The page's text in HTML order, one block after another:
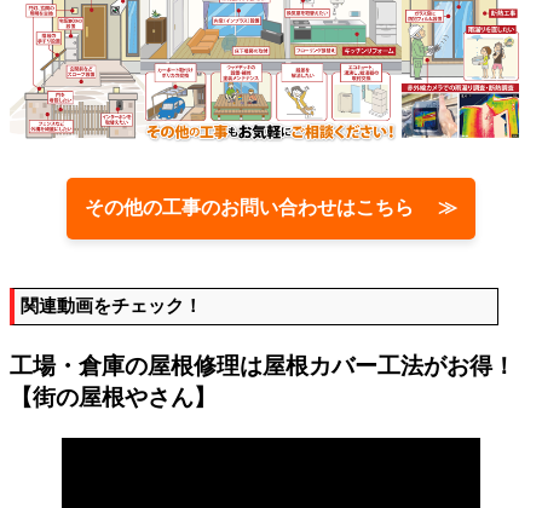
その他の工事のお問い合わせはこちら ≫
関連動画をチェック！
工場・倉庫の屋根修理は屋根カバー工法がお得！
【街の屋根やさん】